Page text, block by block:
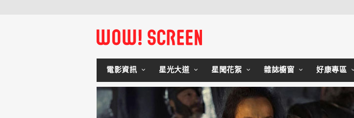
電影資訊 星光大道 星聞花絮 雜誌櫥窗 好康專區